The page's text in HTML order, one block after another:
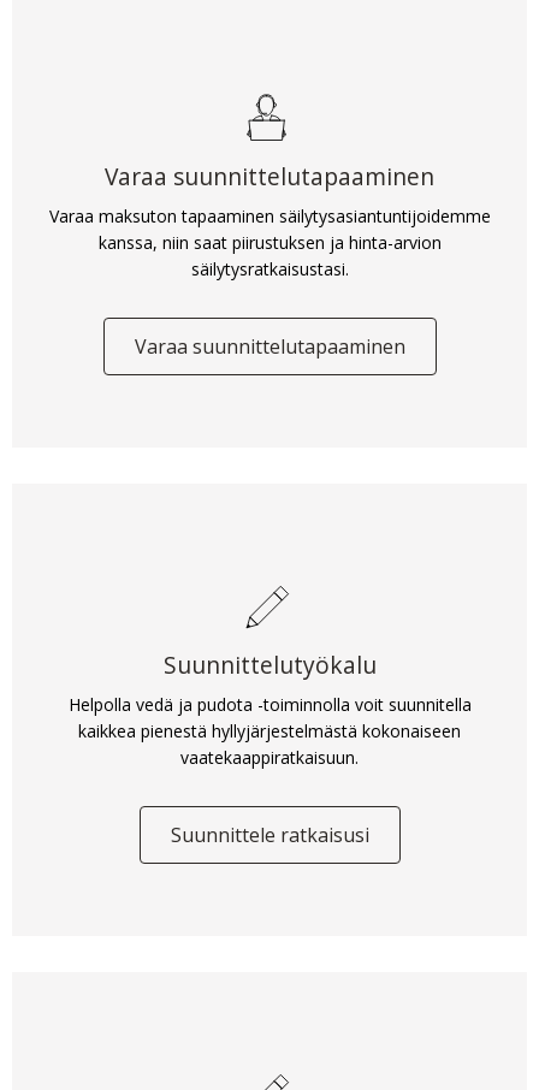
Varaa suunnittelutapaaminen
Varaa maksuton tapaaminen säilytysasiantuntijoidemme
kanssa, niin saat piirustuksen ja hinta-arvion
säilytysratkaisustasi.
Varaa suunnittelutapaaminen
Suunnittelutyökalu
Helpolla vedä ja pudota -toiminnolla voit suunnitella
kaikkea pienestä hyllyjärjestelmästä kokonaiseen
vaatekaappiratkaisuun.
Suunnittele ratkaisusi